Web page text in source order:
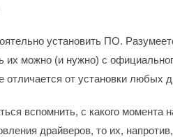
установить ПО.
их можно (и нужно) с
отличается от установки любых
вспомнить, с какого момента
драйверов, то их,